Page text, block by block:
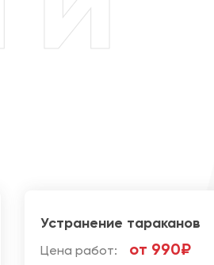
Устранение тараканов
Цена работ: от 990₽